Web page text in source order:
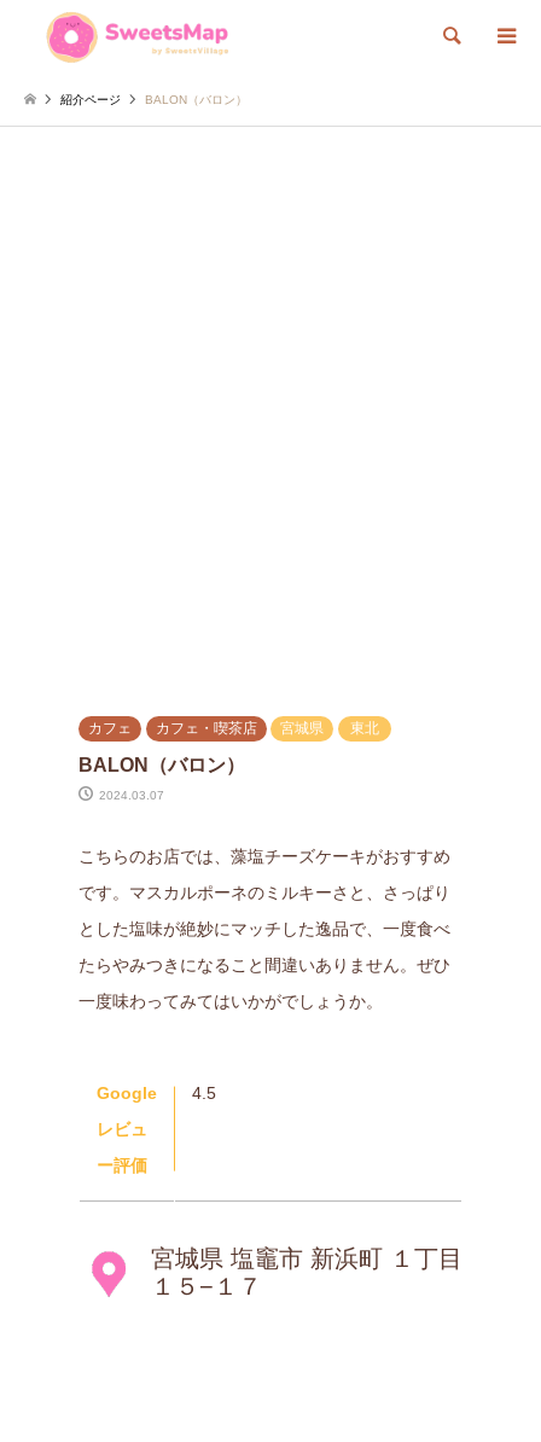
検索
紹介ページ BALON（バロン）
カフェ カフェ・喫茶店 宮城県 東北
BALON（バロン）
2024.03.07
こちらのお店では、藻塩チーズケーキがおすすめ
です。マスカルポーネのミルキーさと、さっぱり
とした塩味が絶妙にマッチした逸品で、一度食べ
たらやみつきになること間違いありません。ぜひ
一度味わってみてはいかがでしょうか。
Google
レビュ
ー評価
4.5
宮城県 塩竈市 新浜町 １丁目
１５−１７